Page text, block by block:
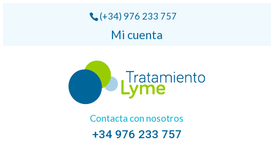
(+34) 976 233 757
Mi cuenta
Contacta con nosotros
+34 976 233 757